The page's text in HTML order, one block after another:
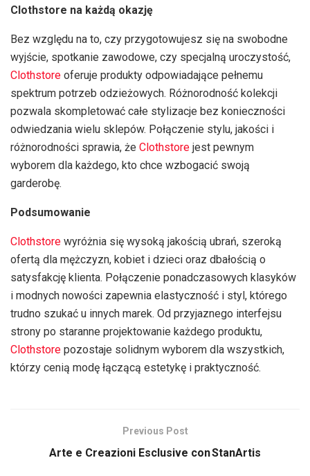
Clothstore na każdą okazję
Bez względu na to, czy przygotowujesz się na swobodne
wyjście, spotkanie zawodowe, czy specjalną uroczystość,
Clothstore oferuje produkty odpowiadające pełnemu
spektrum potrzeb odzieżowych. Różnorodność kolekcji
pozwala skompletować całe stylizacje bez konieczności
odwiedzania wielu sklepów. Połączenie stylu, jakości i
różnorodności sprawia, że Clothstore jest pewnym
wyborem dla każdego, kto chce wzbogacić swoją
garderobę.
Podsumowanie
Clothstore wyróżnia się wysoką jakością ubrań, szeroką
ofertą dla mężczyzn, kobiet i dzieci oraz dbałością o
satysfakcję klienta. Połączenie ponadczasowych klasyków
i modnych nowości zapewnia elastyczność i styl, którego
trudno szukać u innych marek. Od przyjaznego interfejsu
strony po staranne projektowanie każdego produktu,
Clothstore pozostaje solidnym wyborem dla wszystkich,
którzy cenią modę łączącą estetykę i praktyczność.
Previous Post
Arte e Creazioni Esclusive con StanArtis